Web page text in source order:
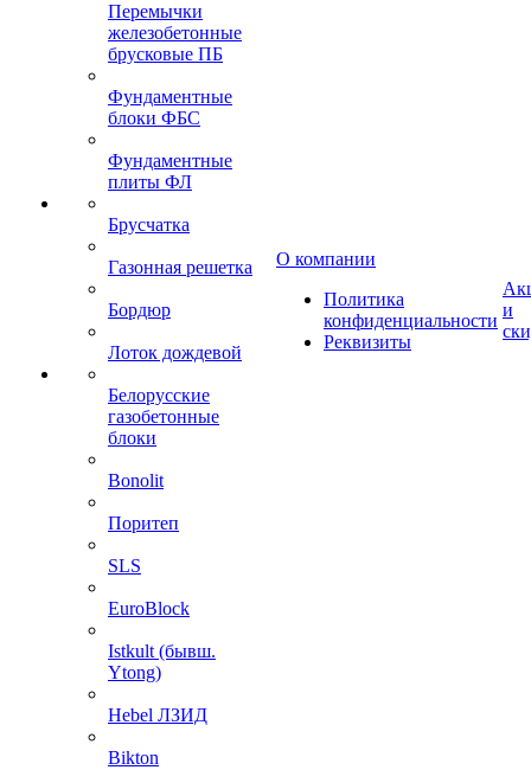
Перемычки
железобетонные
брусковые ПБ
Фундаментные
блоки ФБС
Фундаментные
плиты ФЛ
Брусчатка
Газонная решетка
Бордюр
Лоток дождевой
Белорусские
газобетонные
блоки
Bonolit
Поритеп
SLS
EuroBlock
Istkult (бывш.
Ytong)
Hebel ЛЗИД
Bikton
О компании
Политика
конфиденциальности
Реквизиты
и